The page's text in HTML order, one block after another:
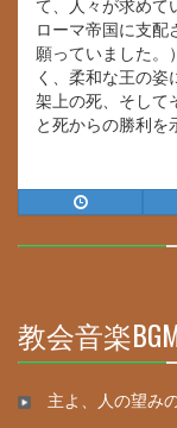
て、人々が求めて
ローマ帝国に支配
願っていました。
く、柔和な王の
架上の死、そして
と死からの勝利を
教会音楽
Complete
主よ、人の望み